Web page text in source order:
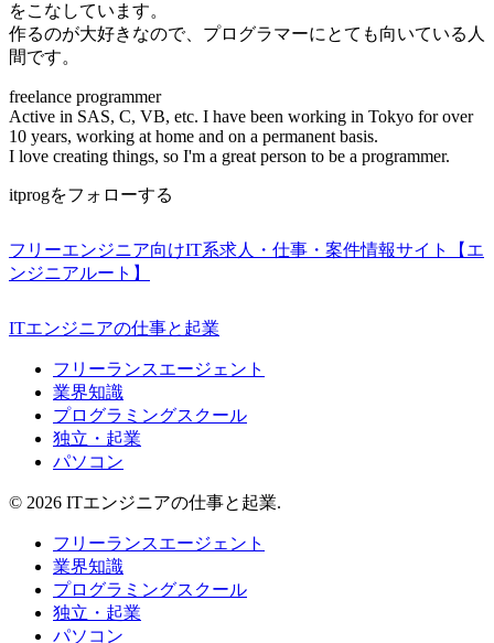
をこなしています。
作るのが大好きなので、プログラマーにとても向いている人
間です。
freelance programmer
Active in SAS, C, VB, etc. I have been working in Tokyo for over
10 years, working at home and on a permanent basis.
I love creating things, so I'm a great person to be a programmer.
itprogをフォローする
フリーエンジニア向けIT系求人・仕事・案件情報サイト【エ
ンジニアルート】
ITエンジニアの仕事と起業
フリーランスエージェント
業界知識
プログラミングスクール
独立・起業
パソコン
© 2026 ITエンジニアの仕事と起業.
フリーランスエージェント
業界知識
プログラミングスクール
独立・起業
パソコン